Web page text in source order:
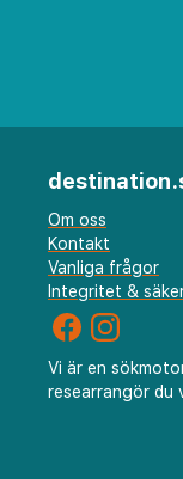
Om oss
Kontakt
Vanliga frågor
Integritet &
Vi är en
researrangör du